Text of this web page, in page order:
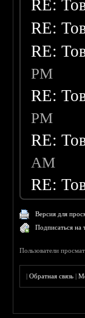
RE:
RE:
RE:
PM
RE:
PM
RE:
AM
RE:
Версия для
Подписаться на
Пользователи
|Обратная связь |